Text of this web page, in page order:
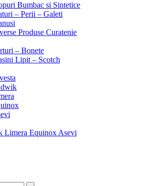
Bumbac si Sintetice
– Perii – Galeti
Produse Curatenie
– Bonete
Lipit – Scotch
Limera Equinox Asevi